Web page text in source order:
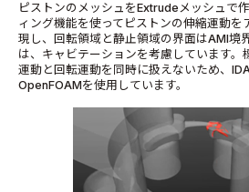
ピストンのメッシュをExtrudeメッシュで作
ィング機能を使ってピストンの伸縮運動を
現し、回転領域と静止領域の界面はAMI境
は、キャビテーションを考慮しています。
運動と回転運動を同時に扱えないため、
OpenFOAMを使用しています。